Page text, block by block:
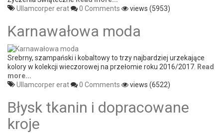
Ullamcorper erat
0 Comments views (5953)
Karnawałowa moda
Srebrny, szampański i kobaltowy to trzy najbardziej urzekające
kolory w kolekcji wieczorowej na przełomie roku 2016/2017. Read
more...
Ullamcorper erat
0 Comments views (6522)
Błysk tkanin i dopracowane
kroje